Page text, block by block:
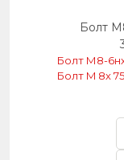
Болт
Болт М8-
Болт M 8х